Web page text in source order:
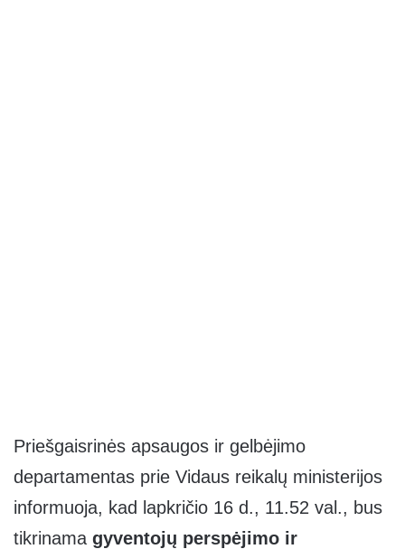
Priešgaisrinės apsaugos ir gelbėjimo
departamentas prie Vidaus reikalų ministerijos
informuoja, kad lapkričio 16 d., 11.52 val., bus
tikrinama gyventojų perspėjimo ir